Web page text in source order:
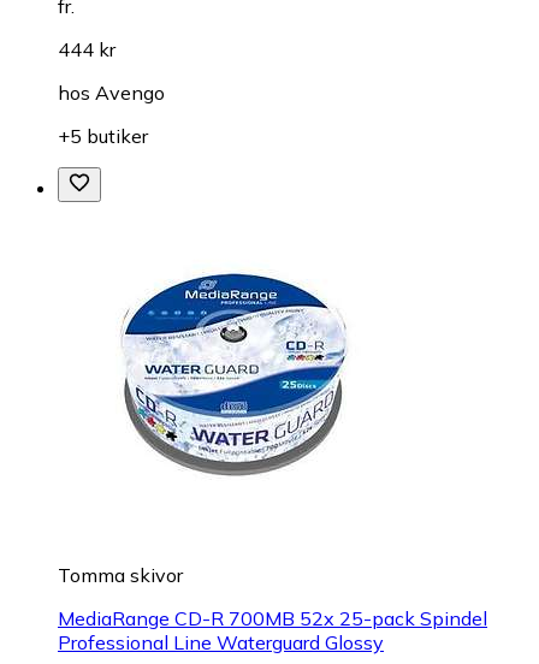
fr.
444 kr
hos Avengo
+5 butiker
Tomma skivor
MediaRange CD-R 700MB 52x 25-pack Spindel
Professional Line Waterguard Glossy